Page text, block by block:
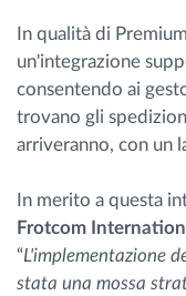
In qualità di
un'integrazione
consentendo ai
trovano gli
arriveranno, con un
In merito a questa
Frotcom
“L'implementazione
stata una mossa